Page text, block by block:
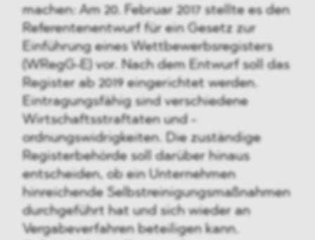
machen: Am 20. Februar 2017 stellte es den
Referentenentwurf für ein Gesetz zur
Einführung eines Wettbewerbsregisters
(WRegG-E) vor. Nach dem Entwurf soll das
Register ab 2019 eingerichtet werden.
Eintragungsfähig sind verschiedene
Wirtschaftsstraftaten und -
ordnungswidrigkeiten. Die zuständige
Registerbehörde soll darüber hinaus
entscheiden, ob ein Unternehmen
hinreichende Selbstreinigungsmaßnahmen
durchgeführt hat und sich wieder an
Vergabeverfahren beteiligen kann.